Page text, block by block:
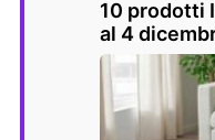
10 prodotti
al 4